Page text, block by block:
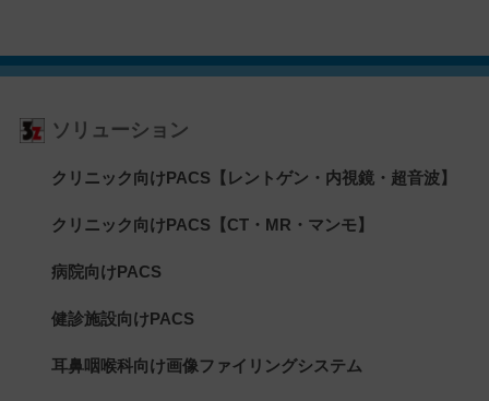
ソリューション
クリニック向けPACS【レントゲン・内視鏡・超音波】
クリニック向けPACS【CT・MR・マンモ】
病院向けPACS
健診施設向けPACS
耳鼻咽喉科向け画像ファイリングシステム